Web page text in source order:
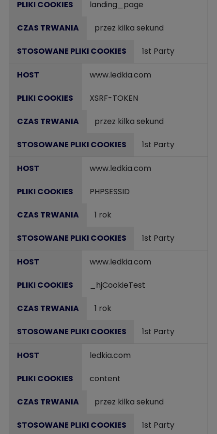
landing_page
przez kilka sekund
1st Party
www.ledkia.com
XSRF-TOKEN
przez kilka sekund
1st Party
www.ledkia.com
PHPSESSID
1 rok
1st Party
www.ledkia.com
_hjCookieTest
1 rok
1st Party
ledkia.com
content
przez kilka sekund
1st Party